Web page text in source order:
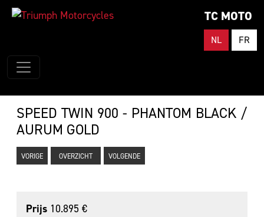
TC MOTO
NL FR
SPEED TWIN 900 - PHANTOM BLACK /
AURUM GOLD
VORIGE OVERZICHT VOLGENDE
Prijs 10.895 €